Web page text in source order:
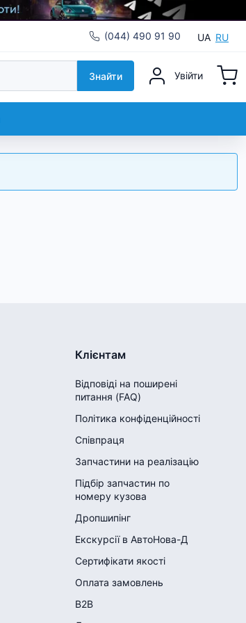
(044) 490 91 90 UA RU
Знайти Увійти
Клієнтам
Відповіді на поширені
питання (FAQ)
Політика конфіденційності
Співпраця
Запчастини на реалізацію
Підбір запчастин по
номеру кузова
Дропшипінг
Екскурсії в АвтоНова-Д
Сертифікати якості
Оплата замовлень
B2B